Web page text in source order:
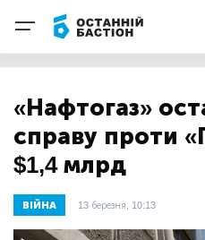
«Нафтогаз»
справу проти
$1,4 млрд
ВІЙНА 13 березня, 10:13